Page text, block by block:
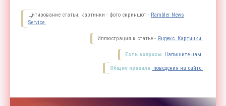
Цитирование статьи, картинки - фото скриншот - Rambler News
Service.
Иллюстрация к статье - Яндекс. Картинки.
Есть вопросы. Напишите нам.
Общие правила поведения на сайте.